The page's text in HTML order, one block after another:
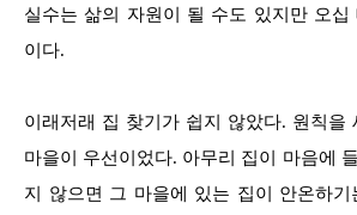
실수는 삶의 자원이 될 수도 있지만 오십
이다.
이래저래 집 찾기가 쉽지 않았다. 원칙을
마을이 우선이었다. 아무리 집이 마음에
지 않으면 그 마을에 있는 집이 안온하기